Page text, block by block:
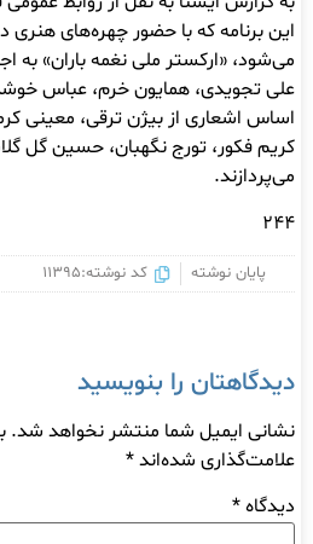
این برنامه که با حضور چهره‌های هنری
می‌شود، «ارکستر ملی نغمه باران» به
علی تجویدی، همایون خرم، عباس
اساس اشعاری از بیژن ترقی، معینی
کریم فکور، تورج نگهبان، حسین گل
می‌پردازند.
244
پایان نوشته کد نوشته:11395
دیدگاهتان را بنویسید
نشانی ایمیل شما منتشر نخواهد شد.
علامت‌گذاری شده‌اند*
دیدگاه*